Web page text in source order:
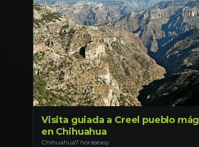
Visita guiada a Creel pueblo
en Chihuahua
Chihuahua7 horaseasy